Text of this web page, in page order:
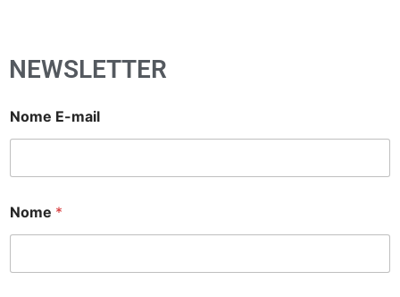
NEWSLETTER
Nome E-mail
Nome *